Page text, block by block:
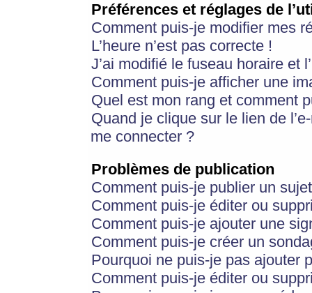
Préférences et réglages de
Comment puis-je modifier mes
L’heure n’est pas correcte !
J’ai modifié le fuseau horaire et
Comment puis-je afficher une
Quel est mon rang et comment
Quand je clique sur le lien de
me connecter ?
Problèmes de publication
Comment puis-je publier un
Comment puis-je éditer ou
Comment puis-je ajouter une
Comment puis-je créer un
Pourquoi ne puis-je pas ajouter
Comment puis-je éditer ou